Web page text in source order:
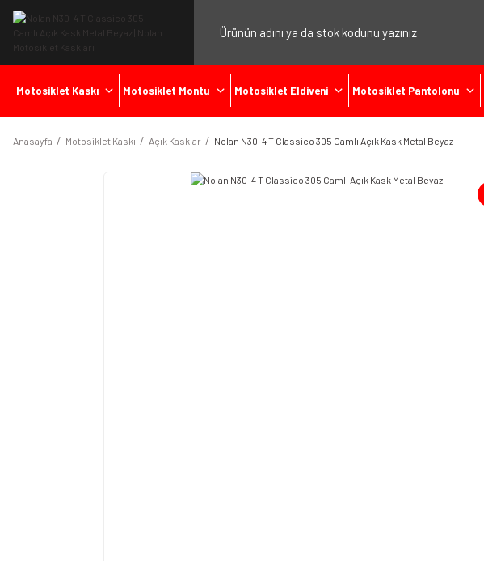
Motosiklet Kaskı Motosiklet Montu Motosiklet Eldiveni Motosiklet Pantolonu
Anasayfa Motosiklet Kaskı Açık Kasklar Nolan N30-4 T Classico 305 Camlı Açık Kask Metal Beyaz